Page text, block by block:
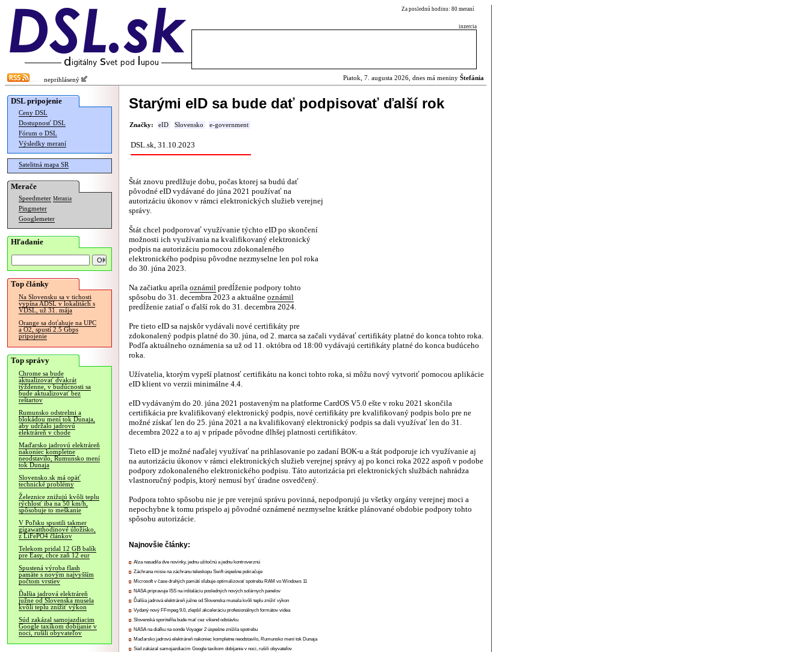
Za poslednú hodinu: 80 meraní
inzercia
neprihlásený Piatok, 7. augusta 2026, dnes má meniny Štefánia
DSL pripojenie
Ceny DSL
Dostupnosť DSL
Fórum o DSL
Výsledky meraní
Satelitná mapa SR
Merače
Speedmeter Merania
Pingmeter
Googlemeter
Hľadanie
Top články
Na Slovensku sa v tichosti
vypína ADSL v lokalitách s
VDSL, už 31. mája
Orange sa doťahuje na UPC
a O2, spustí 2.5 Gbps
pripojenie
Top správy
Chrome sa bude
aktualizovať dvakrát
týždenne, v budúcnosti sa
bude aktualizovať bez
reštartov
Rumunsko odstrelmi a
blokádou mení tok Dunaja,
aby udržalo jadrovú
elektráreň v chode
Maďarsko jadrovú elektráreň
nakoniec kompletne
neodstavilo, Rumunsko mení
tok Dunaja
Slovensko.sk má opäť
technické problémy
Železnice znižujú kvôli teplu
rýchlosť iba na 50 km/h,
spôsobuje to meškanie
V Poľsku spustili takmer
gigawatthodinové úložisko,
z LiFePO4 článkov
Telekom pridal 12 GB balík
pre Easy, chce zaň 12 eur
Spustená výroba flash
pamäte s novým najvyšším
počtom vrstiev
Ďalšia jadrová elektráreň
južne od Slovenska musela
kvôli teplu znížiť výkon
Súd zakázal samojazdiacim
Google taxíkom dobíjanie v
noci, rušili obyvateľov
Starými eID sa bude dať podpisovať ďalší rok
Značky: eID Slovensko e-government
DSL.sk, 31.10.2023
Štát znovu predlžuje dobu, počas ktorej sa budú dať
pôvodné eID vydávané do júna 2021 používať na
autorizáciu úkonov v rámci elektronických služieb verejnej
správy.
Štát chcel podporovať využívanie týchto eID po skončení
možnosti ich využívania na kvalifikovaný elektronický
podpis na autorizáciu pomocou zdokonaleného
elektronického podpisu pôvodne nezmyselne len pol roka
do 30. júna 2023.
Na začiatku apríla oznámil predĺženie podpory tohto
spôsobu do 31. decembra 2023 a aktuálne oznámil
predĺženie zatiaľ o ďalší rok do 31. decembra 2024.
Pre tieto eID sa najskôr vydávali nové certifikáty pre
zdokonalený podpis platné do 30. júna, od 2. marca sa začali vydávať certifikáty platné do konca tohto roka.
Podľa aktuálneho oznámenia sa už od 11. októbra od 18:00 vydávajú certifikáty platné do konca budúceho
roka.
Užívatelia, ktorým vyprší platnosť certifikátu na konci tohto roka, si môžu nový vytvoriť pomocou aplikácie
eID klient vo verzii minimálne 4.4.
eID vydávaným do 20. júna 2021 postaveným na platforme CardOS V5.0 ešte v roku 2021 skončila
certifikácia pre kvalifikovaný elektronický podpis, nové certifikáty pre kvalifikovaný podpis bolo pre ne
možné získať len do 25. júna 2021 a na kvalifikovaný elektronický podpis sa dali využívať len do 31.
decembra 2022 a to aj v prípade pôvodne dlhšej platnosti certifikátov.
Tieto eID je možné naďalej využívať na prihlasovanie po zadaní BOK-u a štát podporuje ich využívanie aj
na autorizáciu úkonov v rámci elektronických služieb verejnej správy aj po konci roka 2022 aspoň v podobe
podpory zdokonaleného elektronického podpisu. Táto autorizácia pri elektronických službách nahrádza
vlastnoručný podpis, ktorý nemusí byť úradne osvedčený.
Podpora tohto spôsobu nie je pre verejnú správu povinná, nepodporujú ju všetky orgány verejnej moci a
nepochybne k tomu prispelo aj pôvodné oznámené nezmyselne krátke plánované obdobie podpory tohto
spôsobu autorizácie.
Najnovšie články:
Alza nasadila dve novinky, jednu užitočnú a jednu kontroverznú
Záchrana misie na záchranu teleskopu Swift úspešne pokračuje
Microsoft v čase drahých pamätí sľubuje optimalizovať spotrebu RAM vo Windows 11
NASA pripravuje ISS na inštaláciu posledných nových solárnych panelov
Ďalšia jadrová elektráreň južne od Slovenska musela kvôli teplu znížiť výkon
Vydaný nový FFmpeg 9.0, zlepšil akceleráciu profesionálnych formátov videa
Slovenská sporiteľňa bude mať cez víkend odstávku
NASA na diaľku na sonde Voyager 2 úspešne znížila spotrebu
Maďarsko jadrovú elektráreň nakoniec kompletne neodstavilo, Rumunsko mení tok Dunaja
Súd zakázal samojazdiacim Google taxíkom dobíjanie v noci, rušili obyvateľov